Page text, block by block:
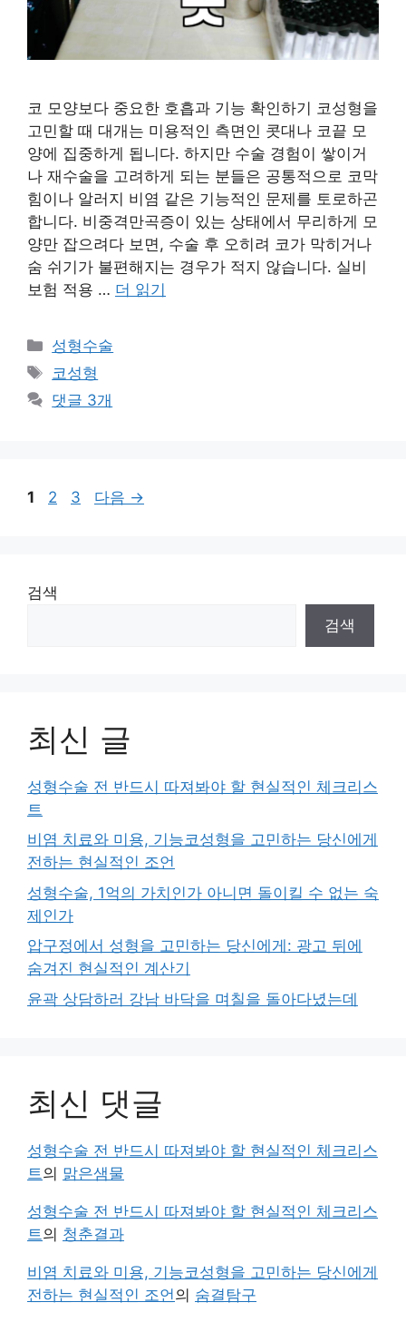
코 모양보다 중요한 호흡과 기능 확인하기 코성형을
고민할 때 대개는 미용적인 측면인 콧대나 코끝 모
양에 집중하게 됩니다. 하지만 수술 경험이 쌓이거
나 재수술을 고려하게 되는 분들은 공통적으로 코막
힘이나 알러지 비염 같은 기능적인 문제를 토로하곤
합니다. 비중격만곡증이 있는 상태에서 무리하게 모
양만 잡으려다 보면, 수술 후 오히려 코가 막히거나
숨 쉬기가 불편해지는 경우가 적지 않습니다. 실비
보험 적용 … 더 읽기
카
테
리
성형수술
태
그
코성형
댓글 3개
페
1
페
2
페
3 다음 →
검색
검색
최신 글
성형수술 전 반드시 따져봐야 할 현실적인 체크리스
트
비염 치료와 미용, 기능코성형을 고민하는 당신에게
전하는 현실적인 조언
성형수술, 1억의 가치인가 아니면 돌이킬 수 없는 숙
제인가
압구정에서 성형을 고민하는 당신에게: 광고 뒤에
숨겨진 현실적인 계산기
윤곽 상담하러 강남 바닥을 며칠을 돌아다녔는데
최신 댓글
성형수술 전 반드시 따져봐야 할 현실적인 체크리스
트 의 맑은샘물
성형수술 전 반드시 따져봐야 할 현실적인 체크리스
트 의 청춘결과
비염 치료와 미용, 기능코성형을 고민하는 당신에게
전하는 현실적인 조언의 숨결탐구